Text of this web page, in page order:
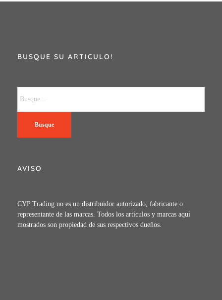
BUSQUE SU ARTICULO!
Busque
AVISO
CYP Trading no es un distribuidor autorizado, fabricante o
representante de las marcas. Todos los artículos y marcas aquí
mostrados son propiedad de sus respectivos dueños.